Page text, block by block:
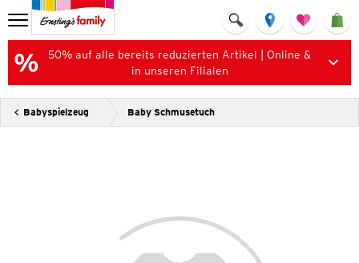
50% auf alle bereits reduzierten Artikel | Online &
in unseren Filialen
Babyspielzeug Baby Schmusetuch